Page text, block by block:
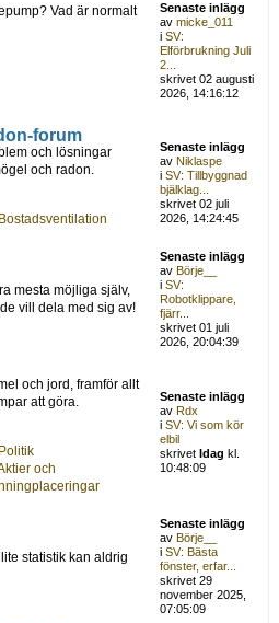
Vad är normalt
Senaste inlägg
avmicke_011
iSV:
Elförbrukning Juli
2...
skrivet 02 augusti
2026, 14:16:12
forum
och lösningar
och radon.
Bostadsventilation
Senaste inlägg
avNiklaspe
iSV: Tillbyggnad
bjälklag...
skrivet 02 juli
2026, 14:24:45
mesta möjliga själv,
vill dela med sig av!
Senaste inlägg
avBörje__
iSV:
Robotklippare,
fjärr...
skrivet 01 juli
2026, 20:04:39
och jord, framför allt
att göra.
Politik
och
Senaste inlägg
avRdx
iSV: Vi som kör
elbil
skrivetIdag kl.
10:48:09
statistik kan aldrig
Senaste inlägg
avBörje__
iSV: Bästa
fönster, erfar...
skrivet 29
november 2025,
07:05:09